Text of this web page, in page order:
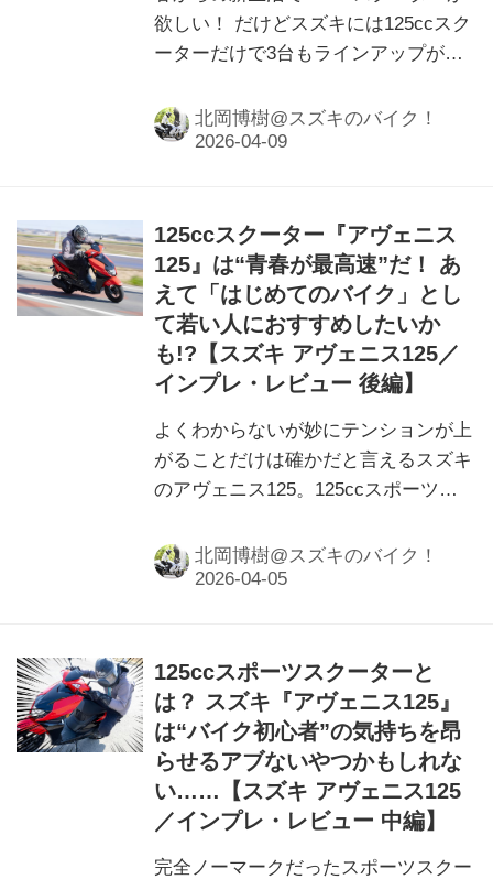
欲しい！ だけどスズキには125ccスク
ーターだけで3台もラインアップがあ
解なの？北岡博樹@スズキのバイク！
125ccスクーター『アヴェニス
125』は“青春が最高速”だ！ あ
えて「はじめてのバイク」とし
て若い人におすすめしたいか
も!?【スズキ アヴェニス125／
インプレ・レビュー 後編】
よくわからないが妙にテンションが上
がることだけは確かだと言えるスズキ
のアヴェニス125。125ccスポーツス
北岡博樹@スズキのバイク！
125ccスポーツスクーターと
は？ スズキ『アヴェニス125』
は“バイク初心者”の気持ちを昂
らせるアブないやつかもしれな
い……【スズキ アヴェニス125
／インプレ・レビュー 中編】
完全ノーマークだったスポーツスクー